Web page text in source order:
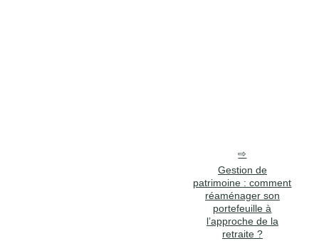
Gestion de
patrimoine : comment
réaménager son
portefeuille à
l’approche de la
retraite ?